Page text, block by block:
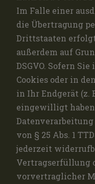
Im Falle einer
die Übertragung
Drittstaaten
außerdem auf
DSGVO. Sofern
Cookies oder in
in Ihr Endgerät (z.
eingewilligt
von § 25 Abs. 1
jederzeit
Vertragserfüllung
vorvertraglicher